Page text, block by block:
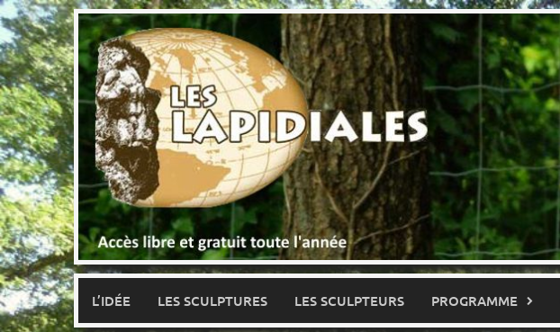
Skip
to
content
L’IDÉE LES SCULPTURES LES SCULPTEURS PROGRAMME